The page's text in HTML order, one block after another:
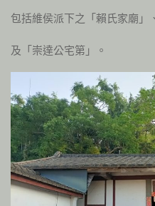
包括維侯派下之「賴氏家廟」
及「崇達公宅第」。